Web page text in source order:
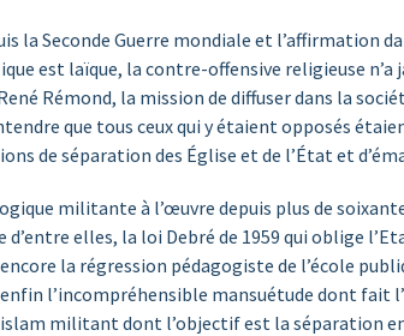
la Seconde Guerre mondiale et l’affirmation
est laïque, la contre-offensive religieuse
Rémond, la mission de diffuser dans la
que tous ceux qui y étaient opposés
de séparation des Église et de l’État et
militante à l’œuvre depuis plus de
d’entre elles, la loi Debré de 1959 qui oblige
la régression pédagogiste de l’école
l’incompréhensible mansuétude dont fait
militant dont l’objectif est la séparation